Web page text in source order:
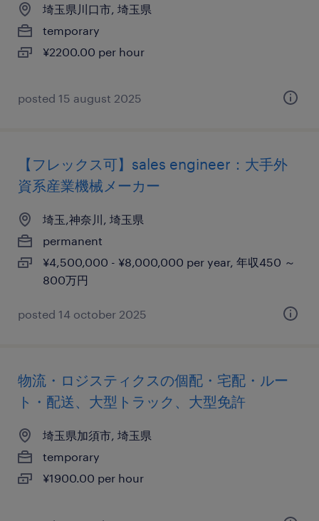
埼玉県川口市, 埼玉県
temporary
¥2200.00 per hour
posted 15 august 2025
【フレックス可】sales engineer：大手外
資系産業機械メーカー
埼玉,神奈川, 埼玉県
permanent
¥4,500,000 - ¥8,000,000 per year, 年収450 ～
800万円
posted 14 october 2025
物流・ロジスティクスの個配・宅配・ルー
ト・配送、大型トラック、大型免許
埼玉県加須市, 埼玉県
temporary
¥1900.00 per hour